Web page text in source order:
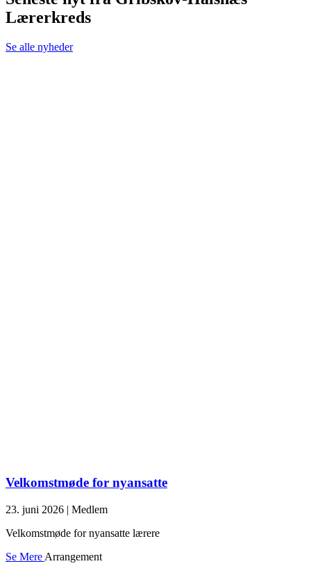
Lærerkreds
Se alle nyheder
Velkomstmøde for nyansatte
23. juni 2026 | Medlem
Velkomstmøde for nyansatte lærere
Se Mere Arrangement